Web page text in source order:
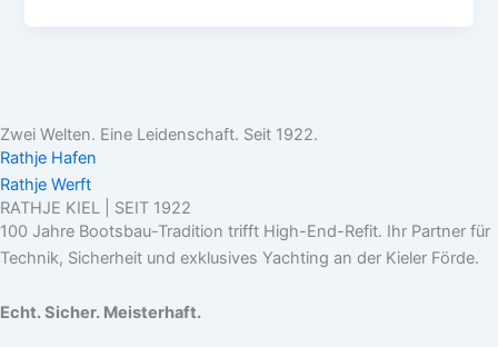
Zwei Welten. Eine Leidenschaft. Seit 1922.
Rathje Hafen
Rathje Werft
RATHJE KIEL | SEIT 1922
100 Jahre Bootsbau-Tradition trifft High-End-Refit. Ihr Partner für
Technik, Sicherheit und exklusives Yachting an der Kieler Förde.
Echt. Sicher. Meisterhaft.